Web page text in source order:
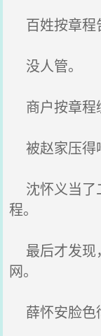
百姓按章程
没人管。
商户按章程
被赵家压得
沈怀义当了
程。
最后才发现
网。
薛怀安脸色